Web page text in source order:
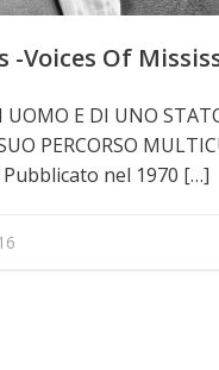
-Voices Of
UOMO E DI UNO
PERCORSO
nel 1970 […]